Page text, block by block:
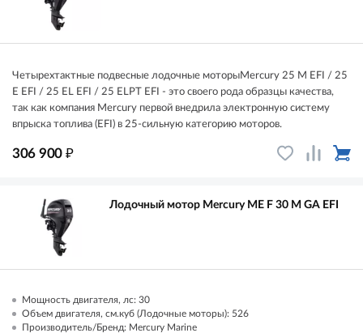
Четырехтактные подвесные лодочные моторыMercury 25 M EFI / 25
E EFI / 25 EL EFI / 25 ELPT EFI - это своего рода образцы качества,
так как компания Mercury первой внедрила электронную систему
впрыска топлива (EFI) в 25-сильную категорию моторов.
306 900 ₽
Лодочный мотор Mercury ME F 30 M GA EFI
Мощность двигателя, лс: 30
Объем двигателя, см.куб (Лодочные моторы): 526
Производитель/Бренд: Mercury Marine